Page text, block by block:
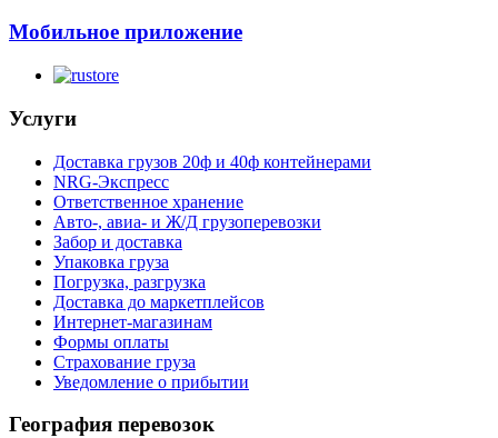
Мобильное приложение
Услуги
Доставка грузов 20ф и 40ф контейнерами
NRG-Экспресс
Ответственное хранение
Авто-, авиа- и Ж/Д грузоперевозки
Забор и доставка
Упаковка груза
Погрузка, разгрузка
Доставка до маркетплейсов
Интернет-магазинам
Формы оплаты
Страхование груза
Уведомление о прибытии
География перевозок